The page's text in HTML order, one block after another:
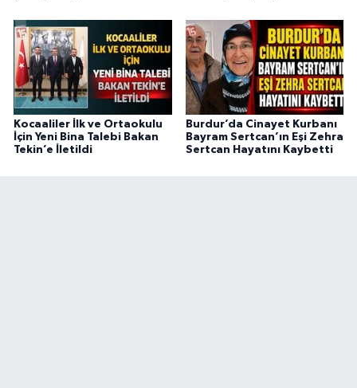
Kocaaliler İlk ve Ortaokulu
İçin Yeni Bina Talebi Bakan
Tekin’e İletildi
Burdur’da Cinayet Kurbanı
Bayram Sertcan’ın Eşi Zehra
Sertcan Hayatını Kaybetti